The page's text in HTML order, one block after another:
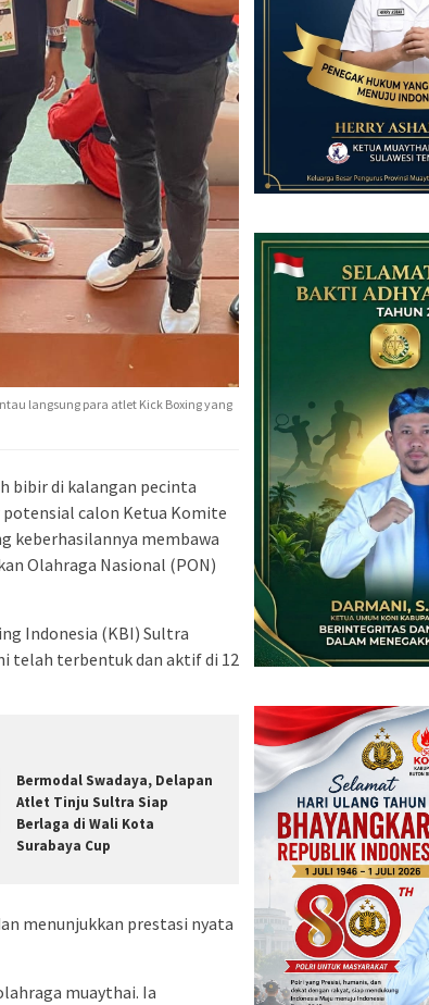
langsung para atlet Kick Boxing yang
bibir di kalangan pecinta
potensial calon Ketua Komite
keberhasilannya membawa
Olahraga Nasional (PON)
Indonesia (KBI) Sultra
telah terbentuk dan aktif di 12
Bermodal Swadaya, Delapan
Atlet Tinju Sultra Siap
Berlaga di Wali Kota
Surabaya Cup
menunjukkan prestasi nyata
muaythai. Ia